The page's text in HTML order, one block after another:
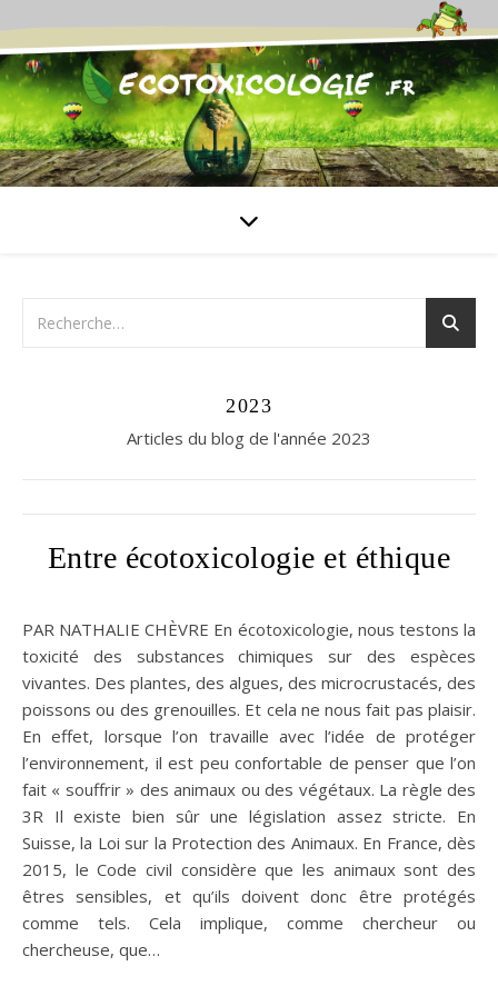
2023
Articles du blog de l'année 2023
Entre écotoxicologie et éthique
PAR NATHALIE CHÈVRE En écotoxicologie, nous testons la
toxicité des substances chimiques sur des espèces
vivantes. Des plantes, des algues, des microcrustacés, des
poissons ou des grenouilles. Et cela ne nous fait pas plaisir.
En effet, lorsque l’on travaille avec l’idée de protéger
l’environnement, il est peu confortable de penser que l’on
fait « souffrir » des animaux ou des végétaux. La règle des
3R Il existe bien sûr une législation assez stricte. En
Suisse, la Loi sur la Protection des Animaux. En France, dès
2015, le Code civil considère que les animaux sont des
êtres sensibles, et qu’ils doivent donc être protégés
comme tels. Cela implique, comme chercheur ou
chercheuse, que…